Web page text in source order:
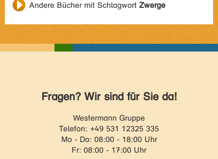
Andere Bücher mit Schlagwort Zwerge